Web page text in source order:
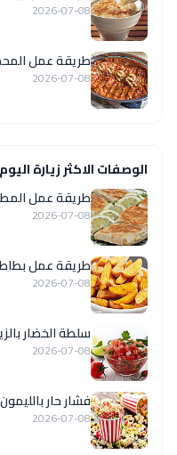
2026-07-08
طريقة عمل
2026-07-08
الوصفات الاكثر زيارة اليوم
طريقة عمل
2026-07-08
طريقة عمل
2026-07-08
سلطة الخضار
2026-07-08
فشار حار بالليمون
2026-07-08